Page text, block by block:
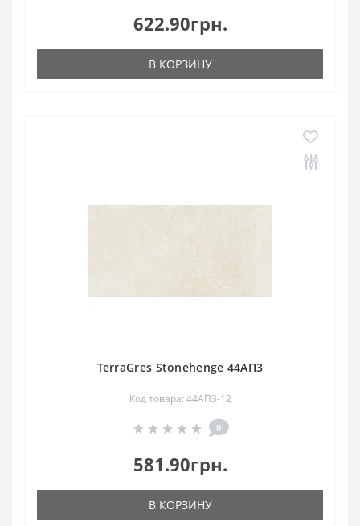
622.90грн.
В КОРЗИНУ
TerraGres Stonehenge 44АП3
Код товара: 44АП3-12
0
581.90грн.
В КОРЗИНУ